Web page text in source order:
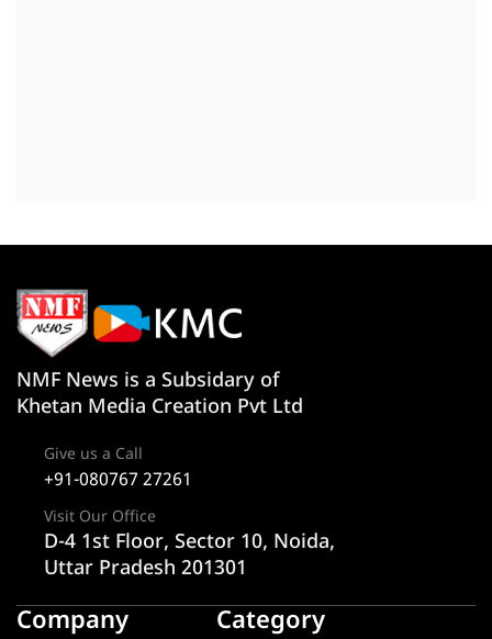
NMF News is a Subsidary of
Khetan Media Creation Pvt Ltd
Give us a Call
+91-080767 27261
Visit Our Office
D-4 1st Floor, Sector 10, Noida,
Uttar Pradesh 201301
Company Category